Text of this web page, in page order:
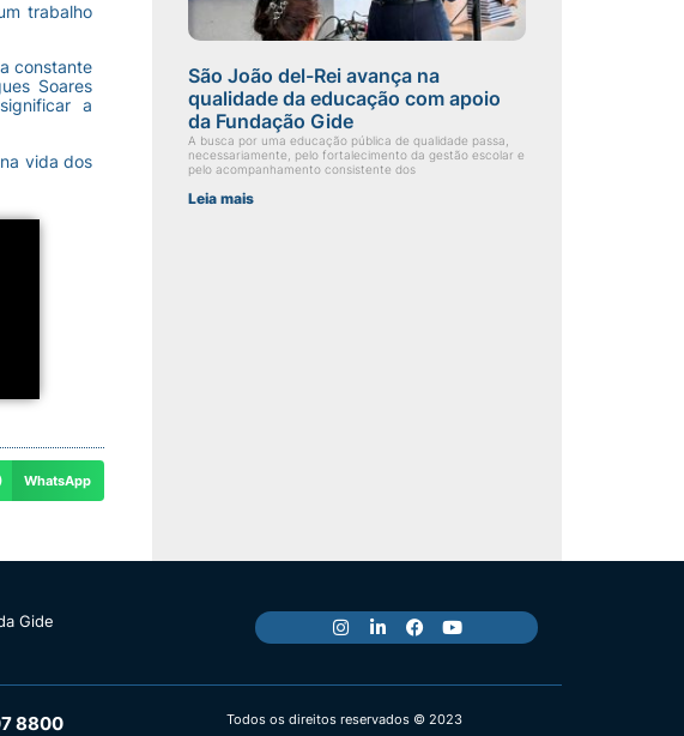
trabalho
constante
Soares
a
vida dos
WhatsApp
São João del-Rei avança na
qualidade da educação com apoio
da Fundação Gide
A busca por uma educação pública de qualidade passa,
necessariamente, pelo fortalecimento da gestão escolar e
pelo acompanhamento consistente dos
Leia mais
Gide
8800 Todos os direitos reservados © 2023